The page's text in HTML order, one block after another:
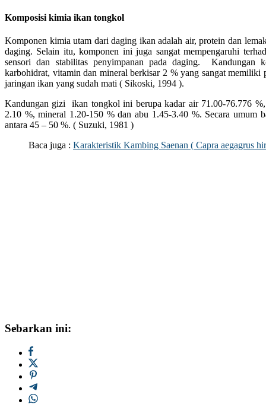
Komposisi kimia ikan tongkol
Komponen kimia utam dari daging ikan adalah air, protein dan
daging. Selain itu, komponen ini juga sangat mempengaruhi
sensori dan stabilitas penyimpanan pada daging. Kandungan
karbohidrat, vitamin dan mineral berkisar 2 % yang sangat memiliki
jaringan ikan yang sudah mati ( Sikoski, 1994 ).
Kandungan gizi ikan tongkol ini berupa kadar air 71.00-76.776
2.10 %, mineral 1.20-150 % dan abu 1.45-3.40 %. Secara umum
antara 45 – 50 %. ( Suzuki, 1981 )
Baca juga : Karakteristik Kambing Saenan ( Capra aegagrus
Sebarkan ini: